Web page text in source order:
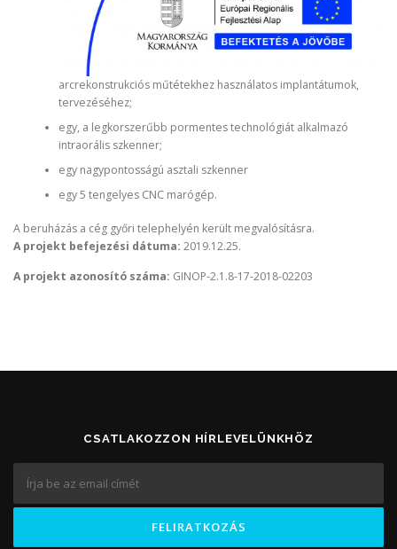
arcrekonstrukciós műtétekhez használatos implantátumok,
tervezéséhez;
egy, a legkorszerűbb pormentes technológiát alkalmazó
intraorális szkenner;
egy nagypontosságú asztali szkenner
egy 5 tengelyes CNC marógép.
A beruházás a cég győri telephelyén került megvalósításra.
A projekt befejezési dátuma: 2019.12.25.
A projekt azonosító száma: GINOP-2.1.8-17-2018-02203
CSATLAKOZZON HÍRLEVELÜNKHÖZ